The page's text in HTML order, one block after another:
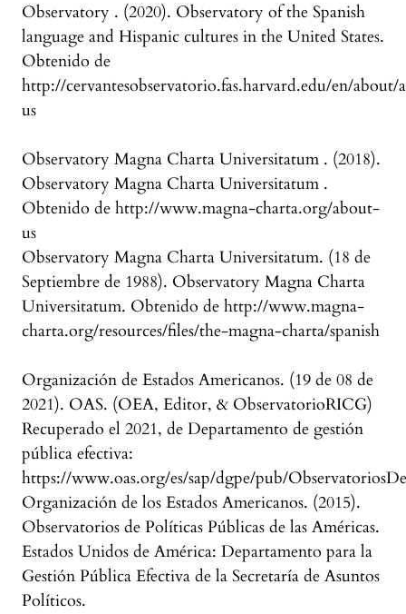
Observatory . (2020). Observatory of the Spanish
language and Hispanic cultures in the United States.
Obtenido de
http://cervantesobservatorio.fas.harvard.edu/en/about/
us
Observatory Magna Charta Universitatum . (2018).
Observatory Magna Charta Universitatum .
Obtenido de http://www.magna-charta.org/about-
us
Observatory Magna Charta Universitatum. (18 de
Septiembre de 1988). Observatory Magna Charta
Universitatum. Obtenido de http://www.magna-
charta.org/resources/files/the-magna-charta/spanish
Organización de Estados Americanos. (19 de 08 de
2021). OAS. (OEA, Editor, & ObservatorioRICG)
Recuperado el 2021, de Departamento de gestión
pública efectiva:
https://www.oas.org/es/sap/dgpe/pub/
Organización de los Estados Americanos. (2015).
Observatorios de Políticas Públicas de las Américas.
Estados Unidos de América: Departamento para la
Gestión Pública Efectiva de la Secretaría de Asuntos
Políticos.